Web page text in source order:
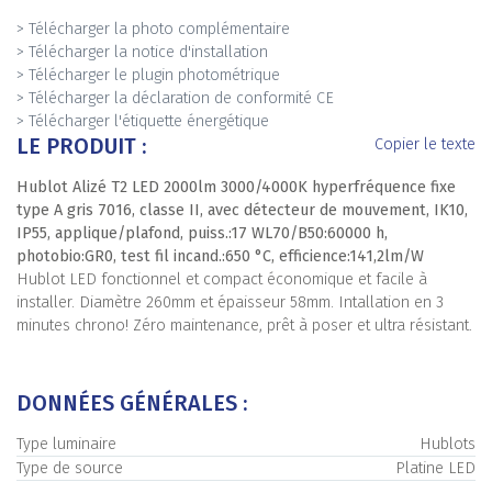
> Télécharger la photo complémentaire
> Télécharger la notice d'installation
> Télécharger le plugin photométrique
> Télécharger la déclaration de conformité CE
> Télécharger l'étiquette énergétique
LE PRODUIT : Copier le texte
Hublot Alizé T2 LED 2000lm 3000/4000K hyperfréquence fixe
type A gris 7016, classe II, avec détecteur de mouvement, IK10,
IP55, applique/plafond, puiss.:17 WL70/B50:60000 h,
photobio:GR0, test fil incand.:650 °C, efficience:141,2lm/W
Hublot LED fonctionnel et compact économique et facile à
installer. Diamètre 260mm et épaisseur 58mm. Intallation en 3
minutes chrono! Zéro maintenance, prêt à poser et ultra résistant.
DONNÉES GÉNÉRALES :
Type luminaire
Hublots
Type de source
Platine LED